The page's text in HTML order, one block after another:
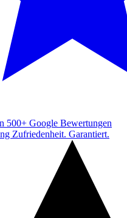
500+ Google Bewertungen
Zufriedenheit. Garantiert.